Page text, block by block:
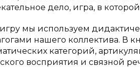
дело, игра, в
мы используем
нашего коллектива. В
категорий,
восприятия и связной